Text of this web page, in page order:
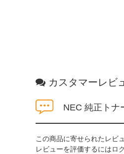
カスタマーレビ
NEC 純正トナ
この商品に寄せられたレビ
レビューを評価するにはロ